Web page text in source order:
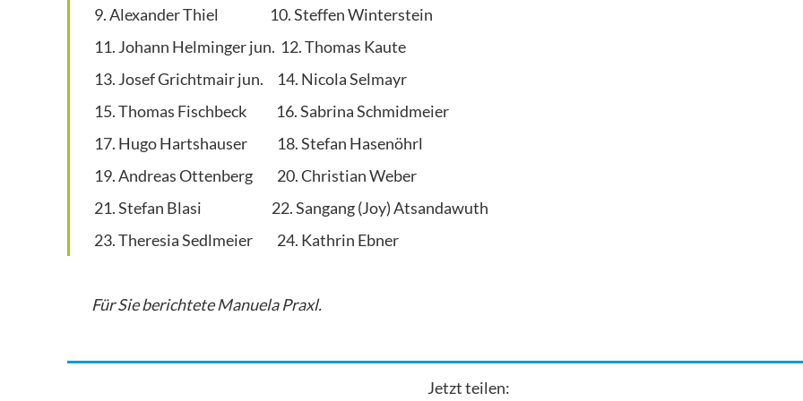
9. Alexander Thiel 10. Steffen Winterstein
11. Johann Helminger jun. 12. Thomas Kaute
13. Josef Grichtmair jun. 14. Nicola Selmayr
15. Thomas Fischbeck 16. Sabrina Schmidmeier
17. Hugo Hartshauser 18. Stefan Hasenöhrl
19. Andreas Ottenberg 20. Christian Weber
21. Stefan Blasi 22. Sangang (Joy) Atsandawuth
23. Theresia Sedlmeier 24. Kathrin Ebner
Für Sie berichtete Manuela Praxl.
Jetzt teilen: